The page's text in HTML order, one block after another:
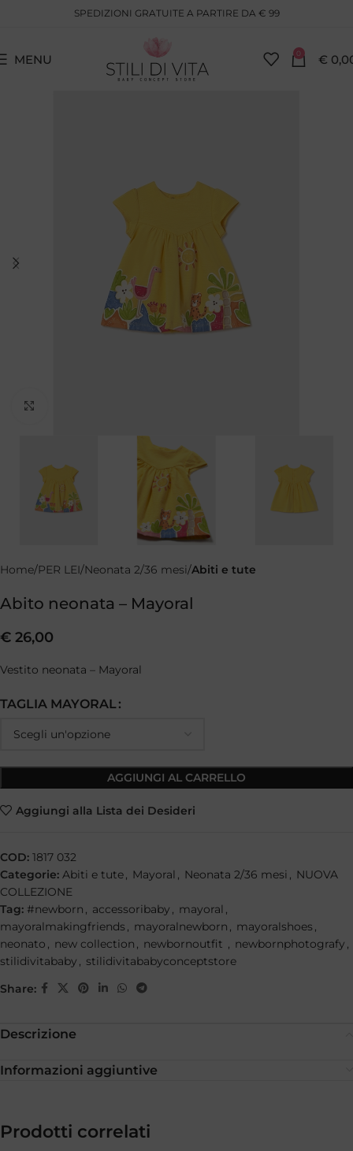
SPEDIZIONI GRATUITE A PARTIRE DA € 99
MENU 0 €
Home PER LEI Neonata 2/36 mesi Abiti e tute
Abito neonata – Mayoral
€ 26,00
Vestito neonata – Mayoral
TAGLIA MAYORAL
AGGIUNGI AL CARRELLO
Aggiungi alla Lista dei Desideri
COD: 1817 032
Categorie: Abiti e tute, Mayoral , Neonata 2/36 mesi , NUOVA
COLLEZIONE
Tag: #newborn , accessoribaby , mayoral ,
mayoralmakingfriends , mayoralnewborn , mayoralshoes ,
neonato , new collection , newbornoutfit , newbornphotografy ,
stilidivitababy , stilidivitababyconceptstore
Share:
Descrizione
Informazioni aggiuntive
Prodotti correlati